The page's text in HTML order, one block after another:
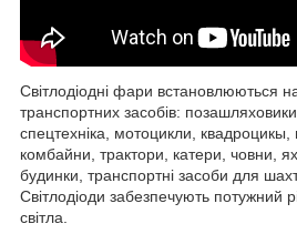
Світлодіодні фари встановлюються на
транспортних засобів:
спецтехніка, мотоцикли, квадроцикы,
комбайни, трактори, катери, човни,
будинки, транспортні засоби для
Світлодіоди забезпечують потужний
світла.